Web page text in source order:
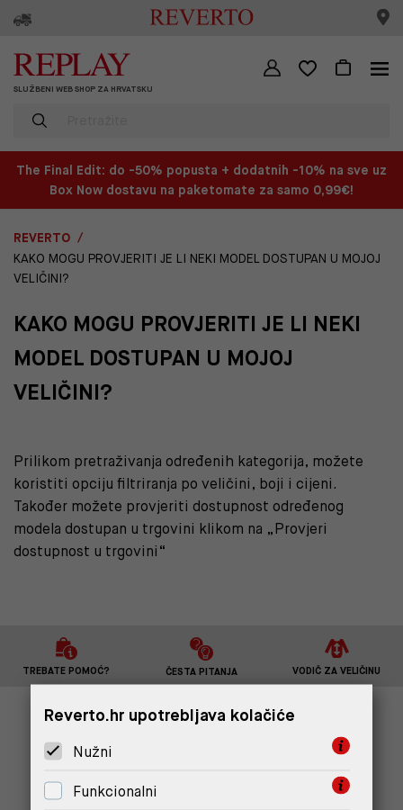
SLUŽBENI WEB SHOP ZA HRVATSKU
The Final Edit: do -50% popusta + dodatnih -10% na sve uz
Box Now dostavu na paketomate za samo 0,99€!
REVERTO
KAKO MOGU PROVJERITI JE LI NEKI MODEL DOSTUPAN U MOJOJ
VELIČINI?
KAKO MOGU PROVJERITI JE LI NEKI
MODEL DOSTUPAN U MOJOJ
VELIČINI?
Prilikom pretraživanja određenih kategorija, možete
koristiti opciju filtriranja po veličini, boji i cijeni.
Također možete provjeriti dostupnost određenog
modela dostupan u trgovini klikom na „Provjeri
dostupnost u trgovini“
TREBATE POMOĆ? ČESTA PITANJA VODIČ ZA VELIČINU
PRVI SAZNAJTE ZA AKCIJE I PONUDE
Reverto.hr upotrebljava kolačiće
Nužni
Funkcionalni